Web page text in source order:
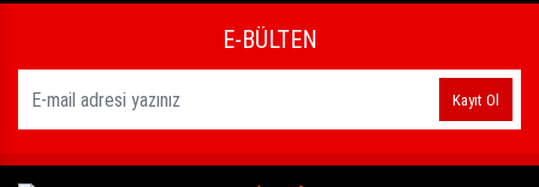
E-BÜLTEN
Kayıt Ol